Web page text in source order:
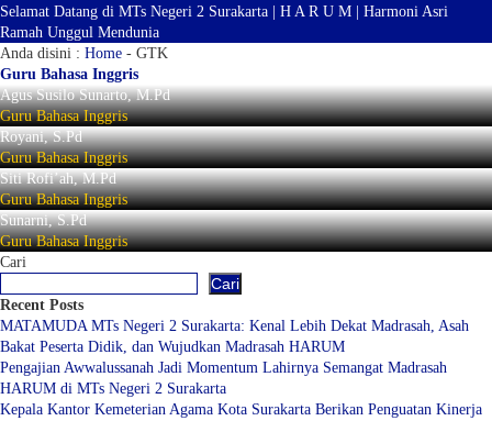
Selamat Datang di MTs Negeri 2 Surakarta | H A R U M | Harmoni Asri
Ramah Unggul Mendunia
Anda disini : Home - GTK
Guru Bahasa Inggris
Agus Susilo Sunarto, M.Pd
Guru Bahasa Inggris
Royani, S.Pd
Guru Bahasa Inggris
Siti Rofi’ah, M.Pd
Guru Bahasa Inggris
Sunarni, S.Pd
Guru Bahasa Inggris
Cari
Cari
Recent Posts
MATAMUDA MTs Negeri 2 Surakarta: Kenal Lebih Dekat Madrasah, Asah
Bakat Peserta Didik, dan Wujudkan Madrasah HARUM
Pengajian Awwalussanah Jadi Momentum Lahirnya Semangat Madrasah
HARUM di MTs Negeri 2 Surakarta
Kepala Kantor Kemeterian Agama Kota Surakarta Berikan Penguatan Kinerja